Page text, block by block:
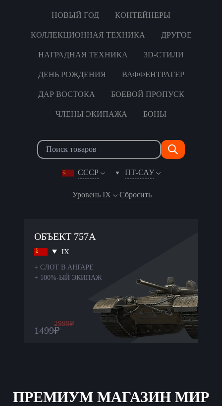
НОВЫЙ ГОД КОНТЕЙНЕРЫ
КОЛЛЕКЦИОННАЯ ТЕХНИКА ДРУГОЕ
НАГРАДНАЯ ТЕХНИКА 3D-СТИЛИ
ДЕНЬ РОЖДЕНИЯ ВАФФЕНТРАГЕР
ДАР ВОСТОКА БОЕВОЙ ПРОПУСК
ЧЛЕНЫ ЭКИПАЖА БОНЫ
СССР ПТ-САУ
Уровень IX Сбросить
ОБЪЕКТ 757А
IX
+ СЛОТ В АНГАРЕ
+ 100%-ЫЙ ЭКИПАЖ
2999₽
1499₽
ПРЕМИУМ МАГАЗИН МИР